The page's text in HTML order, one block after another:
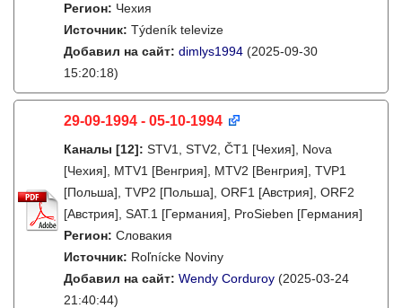
Регион: Чехия
Источник: Týdeník televize
Добавил на сайт: dimlys1994 (2025-09-30
15:20:18)
29-09-1994 - 05-10-1994
Каналы [12]: STV1, STV2, ČT1 [Чехия], Nova
[Чехия], MTV1 [Венгрия], MTV2 [Венгрия], TVP1
[Польша], TVP2 [Польша], ORF1 [Австрия], ORF2
[Австрия], SAT.1 [Германия], ProSieben [Германия]
Регион: Словакия
Источник: Roľnícke Noviny
Добавил на сайт: Wendy Corduroy (2025-03-24
21:40:44)